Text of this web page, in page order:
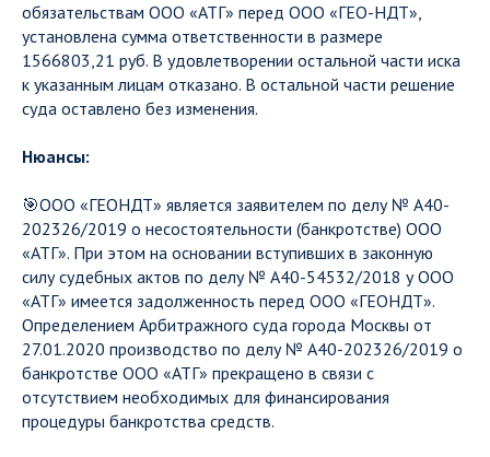
обязательствам ООО «АТГ» перед ООО «ГЕО-НДТ»,
установлена сумма ответственности в размере
1566803,21 руб. В удовлетворении остальной части иска
к указанным лицам отказано. В остальной части решение
суда оставлено без изменения.
Нюансы:
🎯ООО «ГЕОНДТ» является заявителем по делу № А40-
202326/2019 о несостоятельности (банкротстве) ООО
«АТГ». При этом на основании вступивших в законную
силу судебных актов по делу № А40-54532/2018 у ООО
«АТГ» имеется задолженность перед ООО «ГЕОНДТ».
Определением Арбитражного суда города Москвы от
27.01.2020 производство по делу № А40-202326/2019 о
банкротстве ООО «АТГ» прекращено в связи с
отсутствием необходимых для финансирования
процедуры банкротства средств.